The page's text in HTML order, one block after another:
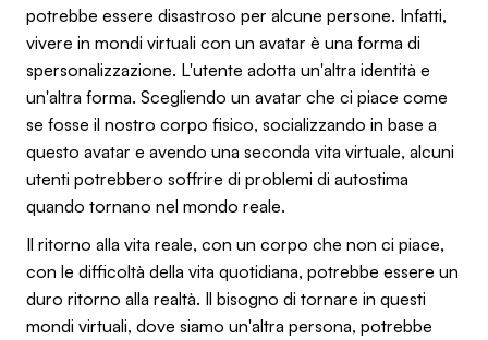
potrebbe essere disastroso per alcune persone. Infatti,
vivere in mondi virtuali con un avatar è una forma di
spersonalizzazione. L'utente adotta un'altra identità e
un'altra forma. Scegliendo un avatar che ci piace come
se fosse il nostro corpo fisico, socializzando in base a
questo avatar e avendo una seconda vita virtuale, alcuni
utenti potrebbero soffrire di problemi di autostima
quando tornano nel mondo reale.
Il ritorno alla vita reale, con un corpo che non ci piace,
con le difficoltà della vita quotidiana, potrebbe essere un
duro ritorno alla realtà. Il bisogno di tornare in questi
mondi virtuali, dove siamo un'altra persona, potrebbe